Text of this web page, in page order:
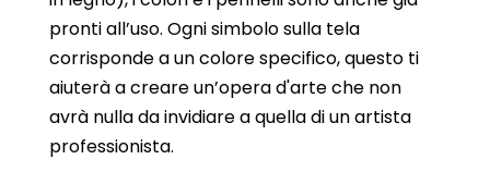
pronti all’uso. Ogni simbolo sulla tela
corrisponde a un colore specifico, questo ti
aiuterà a creare un’opera d'arte che non
avrà nulla da invidiare a quella di un artista
professionista.